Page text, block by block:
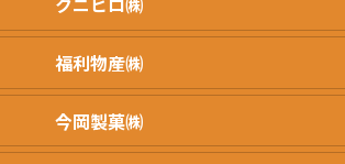
福利物産㈱
今岡製菓㈱